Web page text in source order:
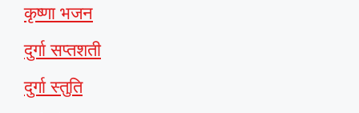
कृष्णा भजन
दुर्गा सप्तशती
दुर्गा स्तुति